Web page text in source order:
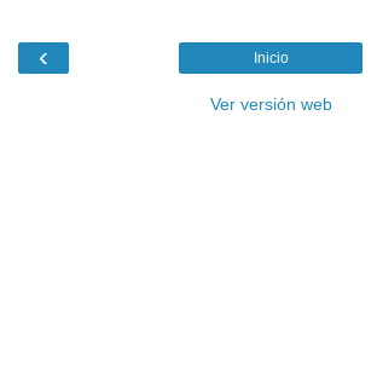
‹ Inicio
Ver versión web